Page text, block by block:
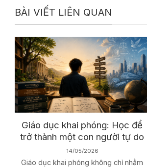
BÀI VIẾT LIÊN QUAN
Giáo dục khai phóng: Học để
trở thành một con người tự do
14/05/2026
Giáo dục khai phóng không chỉ nhằm